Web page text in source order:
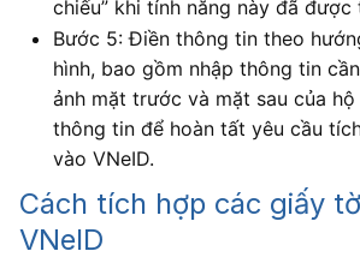
chiếu” khi tính năng này đã được
Bước 5: Điền thông tin theo
hình, bao gồm nhập thông tin
ảnh mặt trước và mặt sau của hộ
thông tin để hoàn tất yêu cầu
vào VNeID.
Cách tích hợp các giấy
VNeID